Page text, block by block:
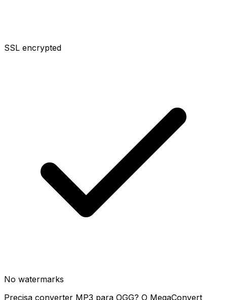
SSL encrypted
No watermarks
Precisa converter MP3 para OGG? O MegaConvert